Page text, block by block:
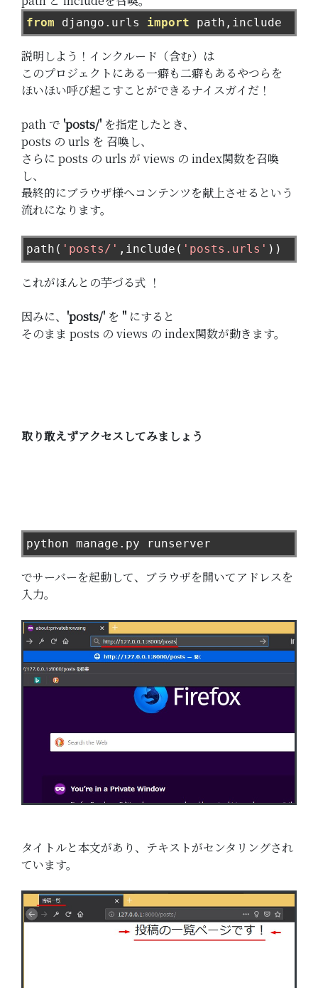
from django . urls import path , include
説明しよう！インクルード（含む）は
このプロジェクトにある一癖も二癖もあるやつらを
ほいほい呼び起こすことができるナイスガイだ！
path で 'posts/' を指定したとき、
posts の urls を 召喚し、
さらに posts の urls が views の index関数を召喚
し、
最終的にブラウザ様へコンテンツを献上させるという
流れになります。
path ( 'posts/' , include ( 'posts.urls' ))
これがほんとの芋づる式 ！
因みに、 'posts/' を '' にすると
そのまま posts の views の index関数が動きます。
取り敢えずアクセスしてみましょう
python manage . py runserver
でサーバーを起動して、ブラウザを開いてアドレスを
入力。
タイトルと本文があり、テキストがセンタリングされ
ています。